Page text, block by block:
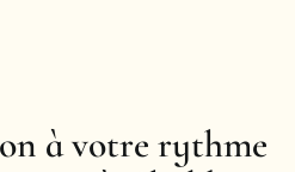
à votre rythme